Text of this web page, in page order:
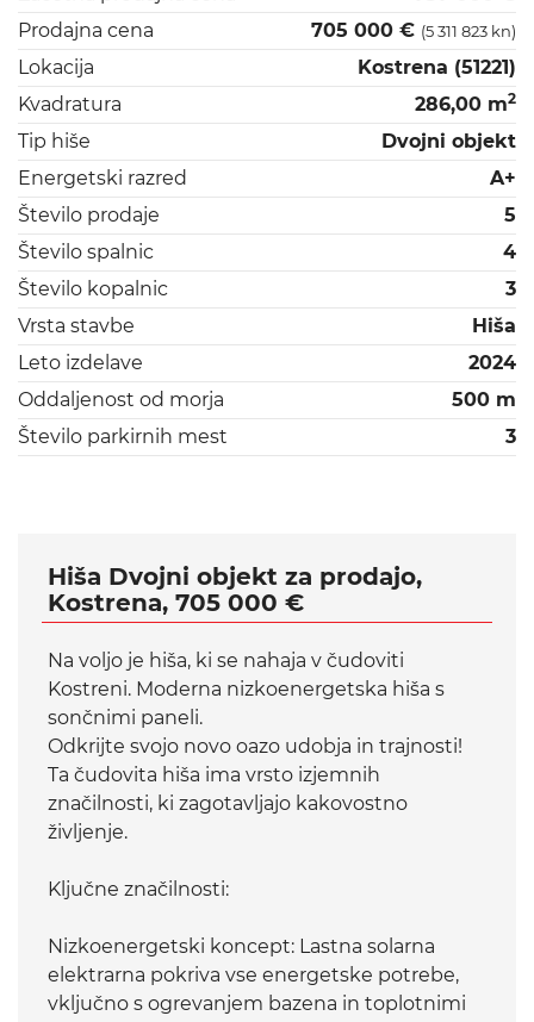
Prodajna cena
705 000 € (5 311 823 kn)
Lokacija
Kostrena (51221)
Kvadratura
286,00 m2
Tip hiše
Dvojni objekt
Energetski razred
A+
Število prodaje
5
Število spalnic
4
Število kopalnic
3
Vrsta stavbe
Hiša
Leto izdelave
2024
Oddaljenost od morja
500 m
Število parkirnih mest
3
Hiša Dvojni objekt za prodajo,
Kostrena, 705 000 €
Na voljo je hiša, ki se nahaja v čudoviti
Kostreni. Moderna nizkoenergetska hiša s
sončnimi paneli.
Odkrijte svojo novo oazo udobja in trajnosti!
Ta čudovita hiša ima vrsto izjemnih
značilnosti, ki zagotavljajo kakovostno
življenje.
Ključne značilnosti:
Nizkoenergetski koncept: Lastna solarna
elektrarna pokriva vse energetske potrebe,
vključno s ogrevanjem bazena in toplotnimi